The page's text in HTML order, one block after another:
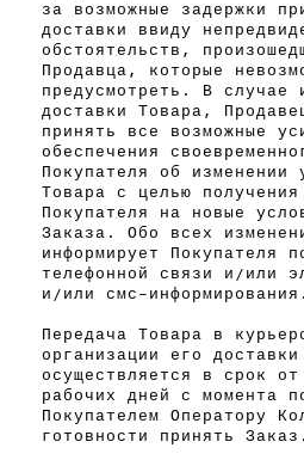
за возможные задержки
доставки ввиду
обстоятельств,
Продавца, которые
предусмотреть. В случае
доставки Товара,
принять все возможные
обеспечения
Покупателя об изменении
Товара с целью получения
Покупателя на новые
Заказа. Обо всех
информирует Покупателя
телефонной связи и/или
и/или смс-информирования .
Передача Товара в
организации его доставки
осуществляется в срок
рабочих дней с момента
Покупателем Оператору
готовности принять Заказ.